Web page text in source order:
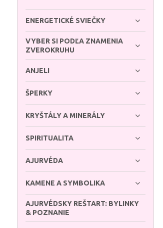
ENERGETICKÉ SVIEČKY
VYBER SI PODĽA ZNAMENIA
ZVEROKRUHU
ANJELI
ŠPERKY
KRYŠTÁLY A MINERÁLY
SPIRITUALITA
AJURVÉDA
KAMENE A SYMBOLIKA
AJURVÉDSKY REŠTART: BYLINKY
& POZNANIE